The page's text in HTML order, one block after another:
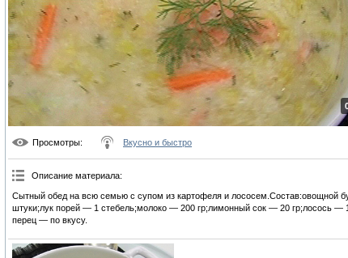
Просмотры: Вкусно и быстро
Описание материала:
Сытный обед на всю семью с супом из картофеля и лососем.Состав:овощной
штуки;лук порей — 1 стебель;молоко — 200 гр;лимонный сок — 20 гр;лосось —
перец — по вкусу.